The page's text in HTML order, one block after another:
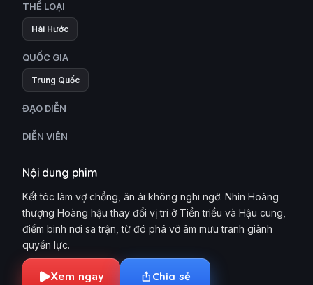
THỂ LOẠI
Hài Hước
QUỐC GIA
Trung Quốc
ĐẠO DIỄN
DIỄN VIÊN
Nội dung phim
Kết tóc làm vợ chồng, ân ái không nghi ngờ. Nhìn Hoàng
thượng Hoàng hậu thay đổi vị trí ở Tiền triều và Hậu cung,
điểm binh nơi sa trận, từ đó phá vỡ âm mưu tranh giành
quyền lực.
Xem ngay Chia sẻ